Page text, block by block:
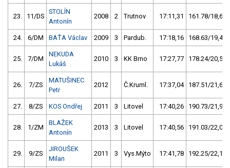
23. 11/DS
STOLÍN
Antonín
2008 2 Trutnov 17:11,31 161.78/18,6
24. 6/DM BAŤA Václav 2009 3 Pardub. 17:18,16 168.63/19,4
25. 7/DM
NEKUDA
Lukáš
2010 3 KK Brno 17:27,77 178.24/20,5
26. 7/ZS
MATUŠINEC
Petr
2012 Č.Kruml. 17:37,04 187.51/21,6
27. 8/ZS KOS Ondřej 2011 3 Litovel 17:40,26 190.73/21,9
28. 1/ZM
BLAŽEK
Antonín
2013 3 Litovel 17:40,56 191.03/22,0
29. 9/ZS
JIROUŠEK
Milan
2011 3 Vys.Mýto 17:41,78 192.25/22,1